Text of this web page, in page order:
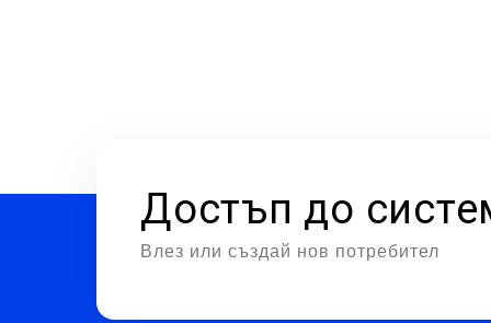
Достъп до
Влез или създай нов потребител